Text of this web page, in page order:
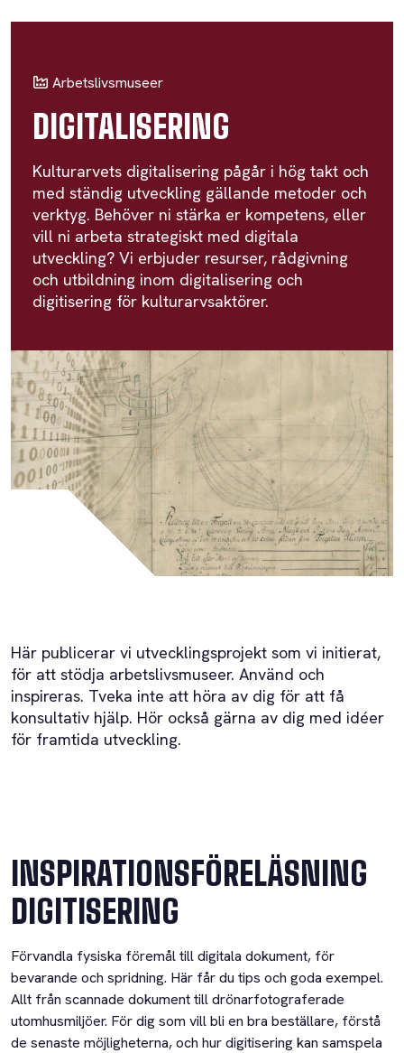
Arbetslivsmuseer
DIGITALISERING
Kulturarvets digitalisering pågår i hög takt och
med ständig utveckling gällande metoder och
verktyg. Behöver ni stärka er kompetens, eller
vill ni arbeta strategiskt med digitala
utveckling? Vi erbjuder resurser, rådgivning
och utbildning inom digitalisering och
digitisering för kulturarvsaktörer.
Här publicerar vi utvecklingsprojekt som vi initierat,
för att stödja arbetslivsmuseer. Använd och
inspireras. Tveka inte att höra av dig för att få
konsultativ hjälp. Hör också gärna av dig med idéer
för framtida utveckling.
INSPIRATIONSFÖRELÄSNING
DIGITISERING
Förvandla fysiska föremål till digitala dokument, för
bevarande och spridning. Här får du tips och goda exempel.
Allt från scannade dokument till drönarfotograferade
utomhusmiljöer. För dig som vill bli en bra beställare, förstå
de senaste möjligheterna, och hur digitisering kan samspela